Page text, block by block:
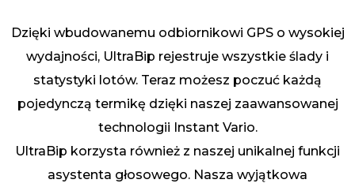
Dzięki wbudowanemu odbiornikowi GPS o wysokiej
wydajności, UltraBip rejestruje wszystkie ślady i
statystyki lotów. Teraz możesz poczuć każdą
pojedynczą termikę dzięki naszej zaawansowanej
technologii Instant Vario.
UltraBip korzysta również z naszej unikalnej funkcji
asystenta głosowego. Nasza wyjątkowa